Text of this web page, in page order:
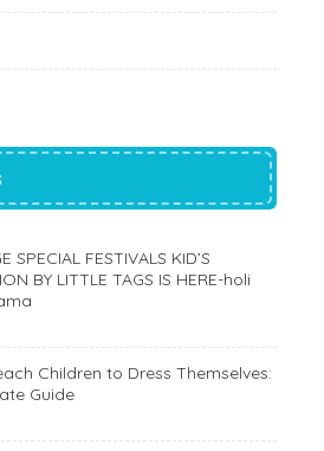
SPECIAL FESTIVALS KID’S
BY LITTLE TAGS IS HERE-holi
Children to Dress Themselves:
Guide